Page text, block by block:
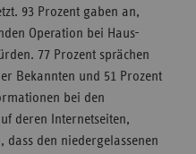
93 Prozent gaben an,
Operation bei Haus-
77 Prozent sprächen
Bekannten und 51 Prozent
bei den
deren Internetseiten,
dass den niedergelassenen